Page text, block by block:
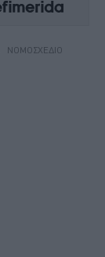
ΝΟΜΟΣΧΈΔΙΟ